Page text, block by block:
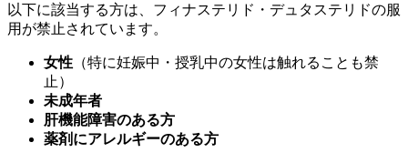
以下に該当する方は、フィナステリド・デュタステリドの服
用が禁止されています。
女性 （特に妊娠中・授乳中の女性は触れることも禁
止）
未成年者
肝機能障害のある方
薬剤にアレルギーのある方